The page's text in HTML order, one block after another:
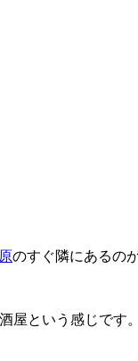
のすぐ隣にあるの
屋という感じです。